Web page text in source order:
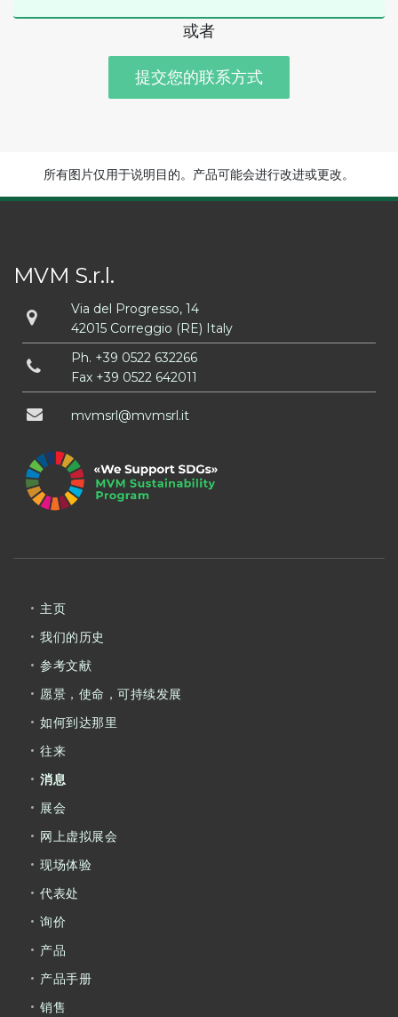
或者
提交您的联系方式
所有图片仅用于说明目的。产品可能会进行改进或更改。
MVM S.r.l.
Via del Progresso, 14
42015 Correggio (RE) Italy
Ph. +39 0522 632266
Fax +39 0522 642011
mvmsrl mvmsrl it
主页
我们的历史
参考文献
愿景，使命，可持续发展
如何到达那里
往来
消息
展会
网上虚拟展会
现场体验
代表处
询价
产品
产品手册
销售